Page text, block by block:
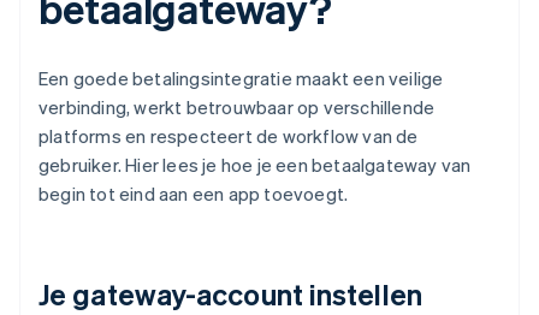
Een goede betalingsintegratie maakt een veilige
verbinding, werkt betrouwbaar op verschillende
platforms en respecteert de workflow van de
gebruiker. Hier lees je hoe je een betaalgateway van
begin tot eind aan een app toevoegt.
Je gateway-account instellen